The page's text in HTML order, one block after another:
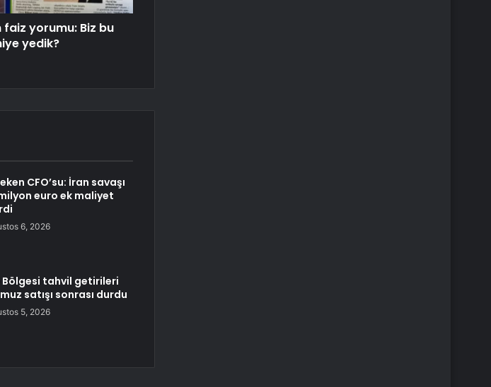
faiz yorumu: Biz bu
yedik?
CFO’su: İran savaşı
euro ek maliyet
6, 2026
Bölgesi tahvil getirileri
satışı sonrası durdu
5, 2026